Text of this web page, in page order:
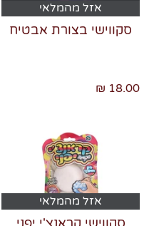
אזל מהמלאי
סקווישי בצורת אבטיח
18.00 ₪
אזל מהמלאי